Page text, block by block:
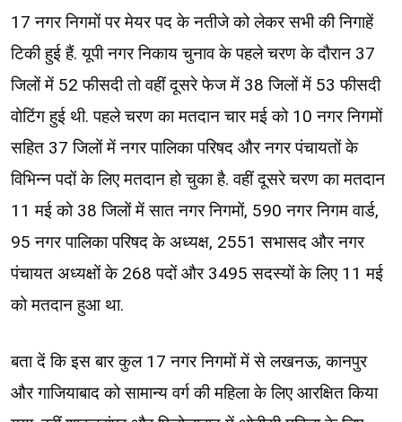
17 नगर निगमों पर मेयर पद के नतीजे को लेकर सभी की निगाहें
टिकी हुई हैं. यूपी नगर निकाय चुनाव के पहले चरण के दौरान 37
जिलों में 52 फीसदी तो वहीं दूसरे फेज में 38 जिलों में 53 फीसदी
वोटिंग हुई थी. पहले चरण का मतदान चार मई को 10 नगर निगमों
सहित 37 जिलों में नगर पालिका परिषद और नगर पंचायतों के
विभिन्न पदों के लिए मतदान हो चुका है. वहीं दूसरे चरण का मतदान
11 मई को 38 जिलों में सात नगर निगमों, 590 नगर निगम वार्ड,
95 नगर पालिका परिषद के अध्यक्ष, 2551 सभासद और नगर
पंचायत अध्यक्षों के 268 पदों और 3495 सदस्यों के लिए 11 मई
को मतदान हुआ था.
बता दें कि इस बार कुल 17 नगर निगमों में से लखनऊ, कानपुर
और गाजियाबाद को सामान्य वर्ग की महिला के लिए आरक्षित किया